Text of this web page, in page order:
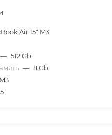
Air 15" M3
— 512 Gb
— 8 Gb
M3